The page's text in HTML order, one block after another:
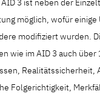
3 ist neben der
möglich, wofür
modifiziert wurden.
wie im AID 3 auch
Realitätssicherheit,
Folgerichtigkeit,